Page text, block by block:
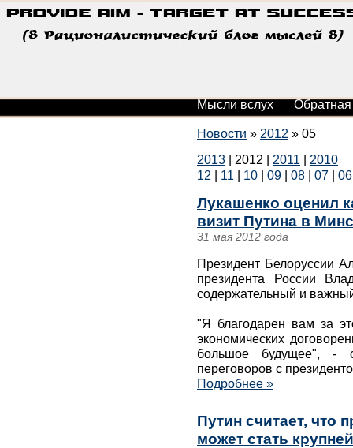
Мысли вслух Обратная
Новости » 2012 » 05
2013
2012 2011
2010
12
11 10 09 08 07 06
Лукашенко оценил
визит Путина в
31 мая 2012 года
Президент Белоруссии
президента России
содержательный и
"Я благодарен вам за
экономических
большое будущее", -
переговоров с
Подробнее »
Путин считает, что
может стать